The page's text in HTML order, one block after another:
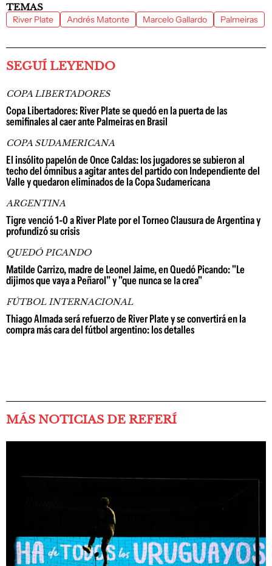
TEMAS
River Plate Andrés Matonte Marcelo Gallardo Palmeiras
SEGUÍ LEYENDO
COPA LIBERTADORES
Copa Libertadores: River Plate se quedó en la puerta de las
semifinales al caer ante Palmeiras en Brasil
COPA SUDAMERICANA
El insólito papelón de Once Caldas: los jugadores se subieron al
techo del ómnibus a agitar antes del partido con Independiente del
Valle y quedaron eliminados de la Copa Sudamericana
ARGENTINA
Tigre venció 1-0 a River Plate por el Torneo Clausura de Argentina y
profundizó su crisis
QUEDÓ PICANDO
Matilde Carrizo, madre de Leonel Jaime, en Quedó Picando: "Le
dijimos que vaya a Peñarol" y "que nunca se la crea"
FÚTBOL INTERNACIONAL
Thiago Almada será refuerzo de River Plate y se convertirá en la
compra más cara del fútbol argentino: los detalles
MÁS NOTICIAS DE REFERÍ